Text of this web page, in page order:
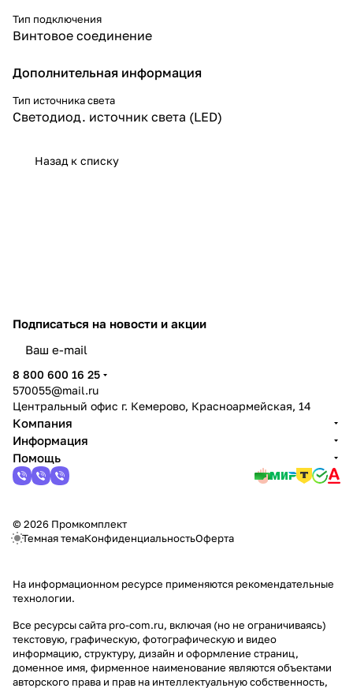
Тип подключения
Винтовое соединение
Дополнительная информация
Тип источника света
Светодиод. источник света (LED)
Назад к списку
Подписаться на новости и акции
8 800 600 16 25
570055@mail.ru
Центральный офис г. Кемерово, Красноармейская, 14
Компания
Информация
Помощь
© 2026 Промкомплект
Темная темаКонфиденциальностьОферта
На информационном ресурсе применяются рекомендательные
технологии.
Все ресурсы сайта pro-com.ru, включая (но не ограничиваясь)
текстовую, графическую, фотографическую и видео
информацию, структуру, дизайн и оформление страниц,
доменное имя, фирменное наименование являются объектами
авторского права и прав на интеллектуальную собственность,